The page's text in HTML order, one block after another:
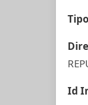
Id